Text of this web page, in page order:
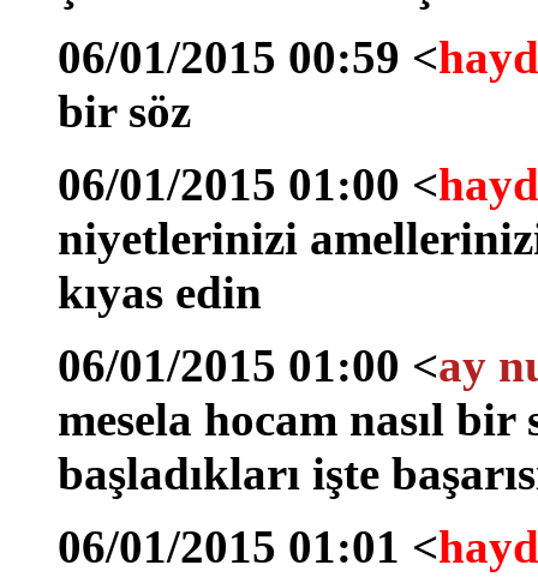
06/01/2015 00:59 <
bir söz
06/01/2015 01:00 <
niyetlerinizi
kıyas edin
06/01/2015 01:00 <ay
mesela hocam nasıl
başladıkları işte
06/01/2015 01:01 <